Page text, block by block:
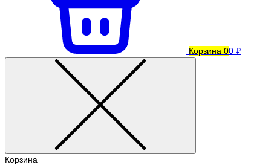
Корзина 00 ₽
Корзина